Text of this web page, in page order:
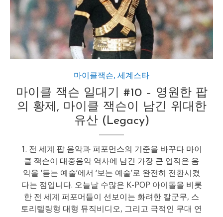
마이클잭슨,세계스타
마이클 잭슨 일대기 #10 – 영원한 팝
의 황제, 마이클 잭슨이 남긴 위대한
유산 (Legacy)
1. 전 세계 팝 음악과 퍼포먼스의 기준을 바꾸다 마이
클 잭슨이 대중음악 역사에 남긴 가장 큰 업적은 음
악을 ‘듣는 예술’에서 ‘보는 예술’로 완전히 전환시켰
다는 점입니다. 오늘날 수많은 K-POP 아이돌을 비롯
한 전 세계 퍼포머들이 선보이는 화려한 칼군무, 스
토리텔링형 대형 뮤직비디오, 그리고 극적인 무대 연